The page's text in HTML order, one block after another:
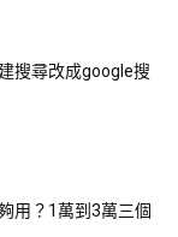
搜尋改成google搜
用？1萬到3萬三個